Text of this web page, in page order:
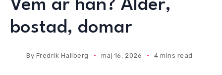
Vem är han? Ålder,
bostad, domar
By Fredrik Hallberg maj 16, 2026 4 mins read